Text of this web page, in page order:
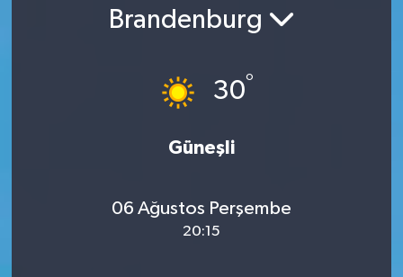
Brandenburg
30°
Güneşli
06 Ağustos Perşembe
20:15